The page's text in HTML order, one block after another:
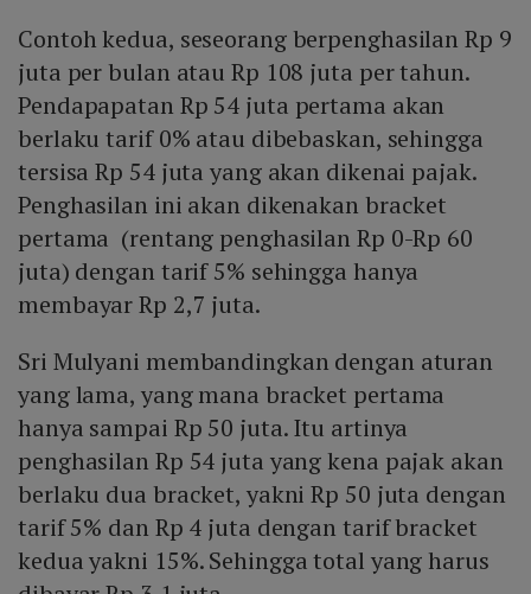
Contoh kedua, seseorang berpenghasilan Rp 9
juta per bulan atau Rp 108 juta per tahun.
Pendapapatan Rp 54 juta pertama akan
berlaku tarif 0% atau dibebaskan, sehingga
tersisa Rp 54 juta yang akan dikenai pajak.
Penghasilan ini akan dikenakan bracket
pertama (rentang penghasilan Rp 0-Rp 60
juta) dengan tarif 5% sehingga hanya
membayar Rp 2,7 juta.
Sri Mulyani membandingkan dengan aturan
yang lama, yang mana bracket pertama
hanya sampai Rp 50 juta. Itu artinya
penghasilan Rp 54 juta yang kena pajak akan
berlaku dua bracket, yakni Rp 50 juta dengan
tarif 5% dan Rp 4 juta dengan tarif bracket
kedua yakni 15%. Sehingga total yang harus